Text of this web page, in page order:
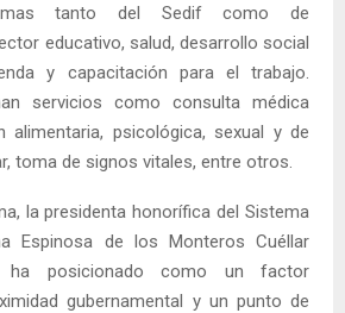
tanto del Sedif como de
educativo, salud, desarrollo social
y capacitación para el trabajo.
servicios como consulta médica
alimentaria, psicológica, sexual y de
toma de signos vitales, entre otros.
la presidenta honorífica del Sistema
Espinosa de los Monteros Cuéllar
posicionado como un factor
gubernamental y un punto de